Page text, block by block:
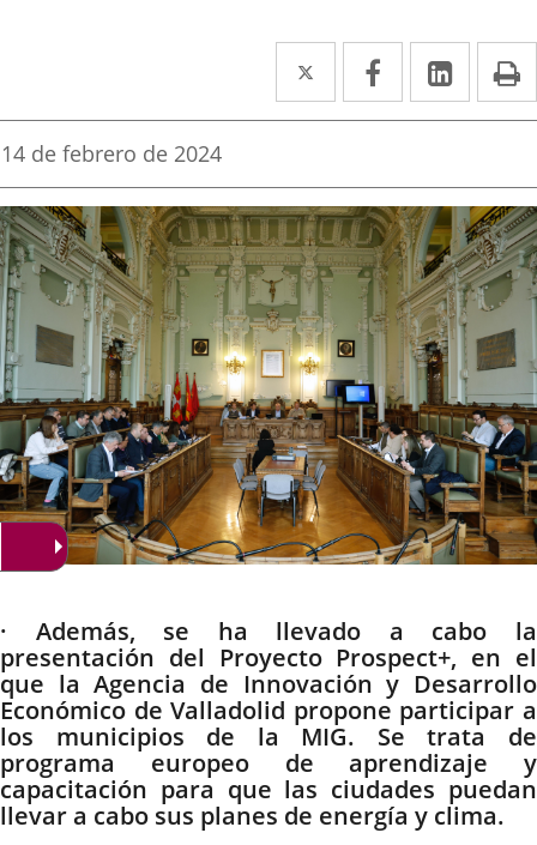
Twitter
Enlace
a
aplicación
externa.
Facebook
Enlace
a
aplicación
externa.
Enlace
a
Fecha
la
noticia
14 de febrero de 2024
Descripción
· Además, se ha llevado a cabo la
presentación del Proyecto Prospect+, en el
que la Agencia de Innovación y Desarrollo
Económico de Valladolid propone participar a
los municipios de la MIG. Se trata de
programa europeo de aprendizaje y
capacitación para que las ciudades puedan
llevar a cabo sus planes de energía y clima.